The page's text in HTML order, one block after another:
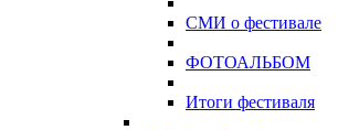
СМИ о фестивале
ФОТОАЛЬБОМ
Итоги фестиваля